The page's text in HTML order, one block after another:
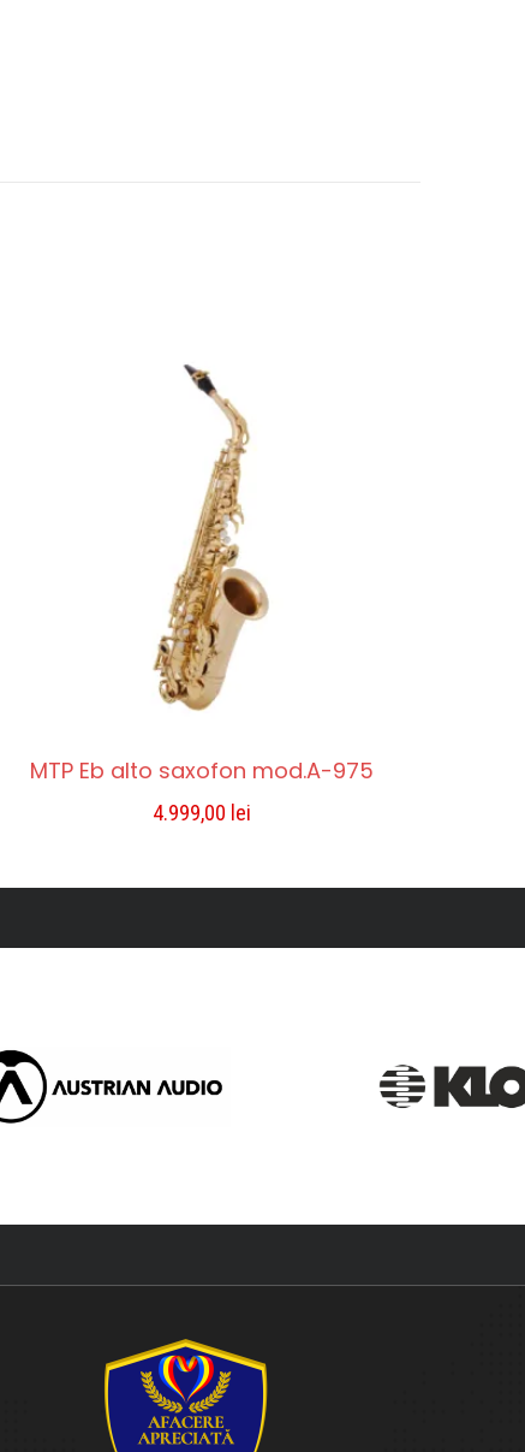
MTP Eb alto saxofon mod.A-975
4.999,00 lei
ADAUGĂ ÎN COȘ
Compara Lista De Dorințe